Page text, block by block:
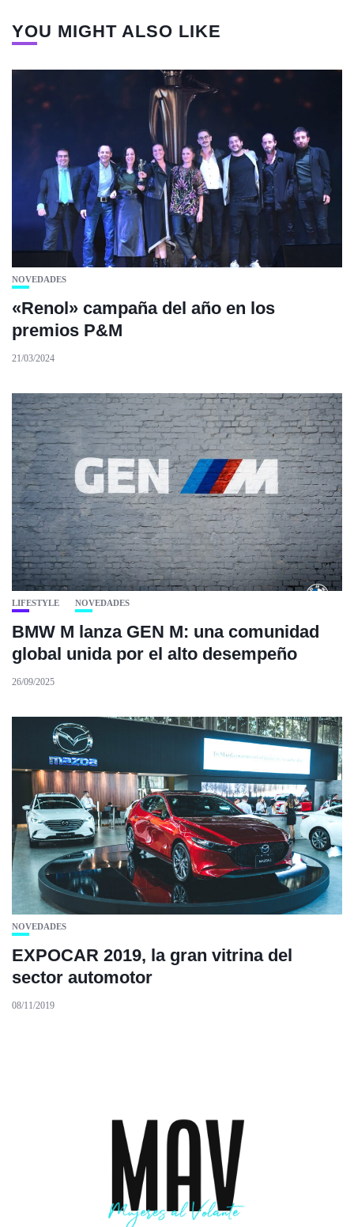
YOU MIGHT ALSO LIKE
NOVEDADES
«Renol» campaña del año en los
premios P&M
21/03/2024
LIFESTYLE NOVEDADES
BMW M lanza GEN M: una comunidad
global unida por el alto desempeño
26/09/2025
NOVEDADES
EXPOCAR 2019, la gran vitrina del
sector automotor
08/11/2019